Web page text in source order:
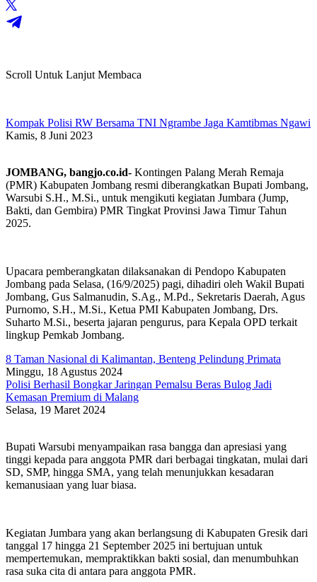
Scroll Untuk Lanjut Membaca
Kompak Polisi RW Bersama TNI Ngrambe Jaga Kamtibmas Ngawi
Kamis, 8 Juni 2023
JOMBANG, bangjo.co.id- Kontingen Palang Merah Remaja
(PMR) Kabupaten Jombang resmi diberangkatkan Bupati Jombang,
Warsubi S.H., M.Si., untuk mengikuti kegiatan Jumbara (Jump,
Bakti, dan Gembira) PMR Tingkat Provinsi Jawa Timur Tahun
2025.
Upacara pemberangkatan dilaksanakan di Pendopo Kabupaten
Jombang pada Selasa, (16/9/2025) pagi, dihadiri oleh Wakil Bupati
Jombang, Gus Salmanudin, S.Ag., M.Pd., Sekretaris Daerah, Agus
Purnomo, S.H., M.Si., Ketua PMI Kabupaten Jombang, Drs.
Suharto M.Si., beserta jajaran pengurus, para Kepala OPD terkait
lingkup Pemkab Jombang.
8 Taman Nasional di Kalimantan, Benteng Pelindung Primata
Minggu, 18 Agustus 2024
Polisi Berhasil Bongkar Jaringan Pemalsu Beras Bulog Jadi
Kemasan Premium di Malang
Selasa, 19 Maret 2024
Bupati Warsubi menyampaikan rasa bangga dan apresiasi yang
tinggi kepada para anggota PMR dari berbagai tingkatan, mulai dari
SD, SMP, hingga SMA, yang telah menunjukkan kesadaran
kemanusiaan yang luar biasa.
Kegiatan Jumbara yang akan berlangsung di Kabupaten Gresik dari
tanggal 17 hingga 21 September 2025 ini bertujuan untuk
mempertemukan, mempraktikkan bakti sosial, dan menumbuhkan
rasa suka cita di antara para anggota PMR.